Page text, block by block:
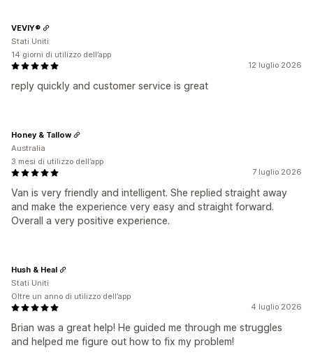
12 luglio 2026
reply quickly and customer service is great
VEVIY®
Stati Uniti
14 giorni di utilizzo dell’app
7 luglio 2026
Van is very friendly and intelligent. She replied straight away
and make the experience very easy and straight forward.
Overall a very positive experience.
Honey & Tallow
Australia
3 mesi di utilizzo dell’app
4 luglio 2026
Brian was a great help! He guided me through me struggles
and helped me figure out how to fix my problem!
Hush & Heal
Stati Uniti
Oltre un anno di utilizzo dell’app